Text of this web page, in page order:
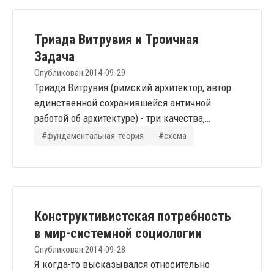
управления изменяются век от века вместе с
количественными характеристиками
общества и...
Триада Витрувия и Троичная
Задача
Опубликован:2014-09-29
Триада Витрувия (римский архитектор, автор
единственной сохранившейся античной
работой об архитектуре) - три качества,
которыми обязательно должна обладать
конструкции); 2. utilitas (польза); 3. venustas
качестве; utilitas - способность
экспортировать качество;...
#фундаментальная-теория #схема
Конструктивистская потребность
в мир-системной социологии
Опубликован:2014-09-28
Я когда-то высказывался относительно